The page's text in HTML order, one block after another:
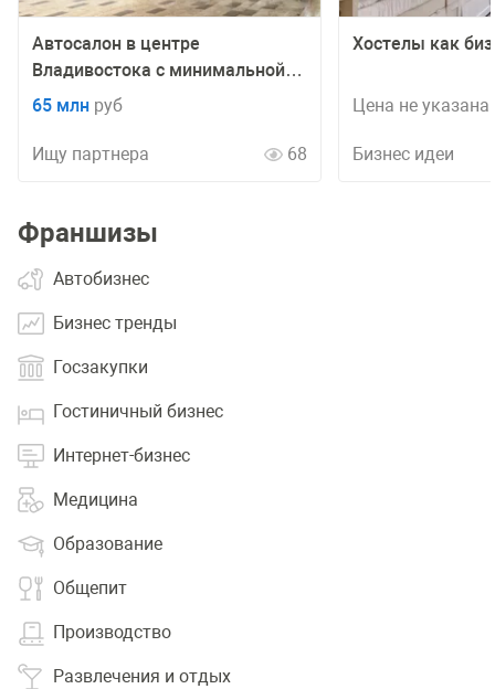
Автосалон в центре
Владивостока с минимальной
конкуренцией [от 13 млн]
65 млн руб
Ищу партнера 68
Хостелы как
Цена не указана
Бизнес идеи
Франшизы
Автобизнес
Бизнес тренды
Госзакупки
Гостиничный бизнес
Интернет-бизнес
Медицина
Образование
Общепит
Производство
Развлечения и отдых